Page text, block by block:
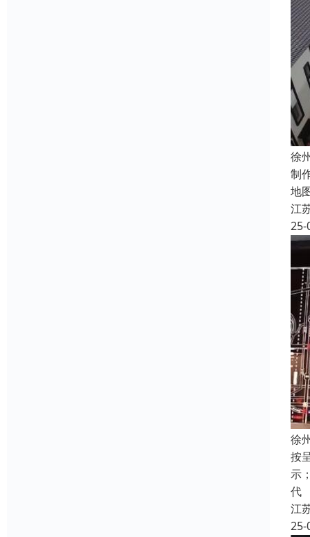
徐
制
地
江
25-
徐
按
示
代
江
25-